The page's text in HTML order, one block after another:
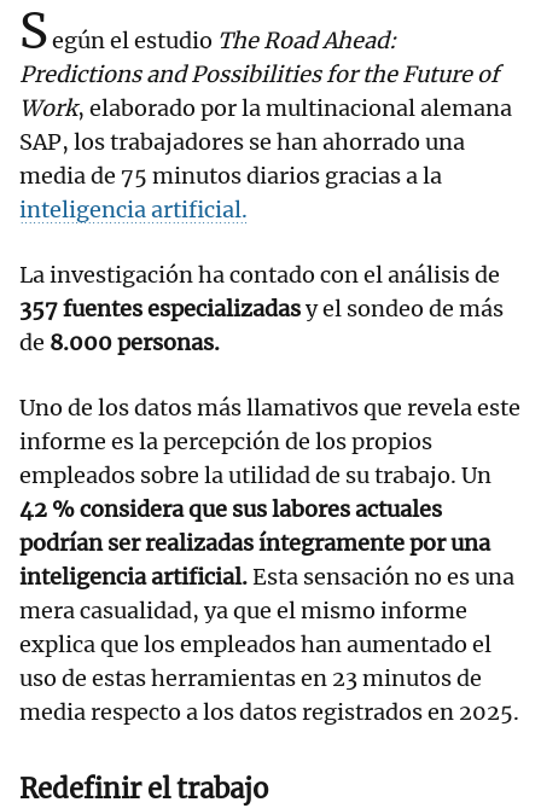
Según el estudio The Road Ahead:
Predictions and Possibilities for the Future of
Work, elaborado por la multinacional alemana
SAP, los trabajadores se han ahorrado una
media de 75 minutos diarios gracias a la
inteligencia artificial.
La investigación ha contado con el análisis de
357 fuentes especializadasy el sondeo de más
de 8.000 personas.
Uno de los datos más llamativos que revela este
informe es la percepción de los propios
empleados sobre la utilidad de su trabajo. Un
42 % considera que sus labores actuales
podrían ser realizadas íntegramente por una
inteligencia artificial.Esta sensación no es una
mera casualidad, ya que el mismo informe
explica que los empleados han aumentado el
uso de estas herramientas en 23 minutos de
media respecto a los datos registrados en 2025.
Redefinir el trabajo